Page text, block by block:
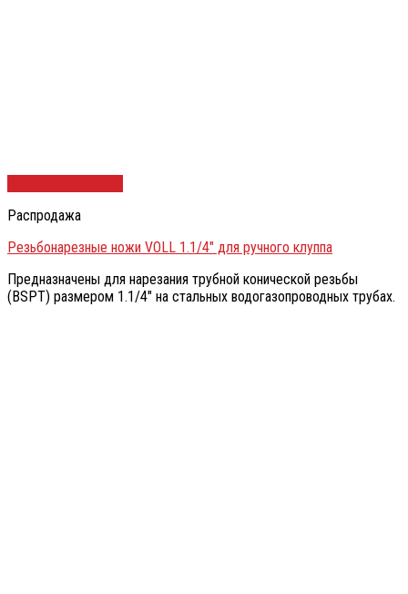
Распродажа
Резьбонарезные ножи VOLL 1.1/4″ для ручного клуппа
Предназначены для нарезания трубной конической резьбы
(BSPT) размером 1.1/4″ на стальных водогазопроводных трубах.